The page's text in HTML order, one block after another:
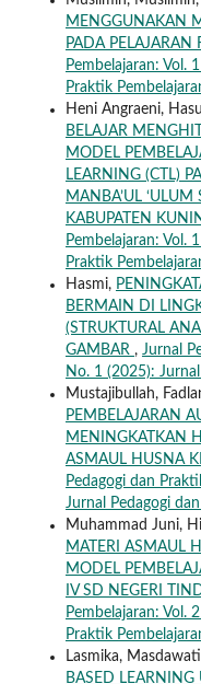
MENGGUNAKAN
PADA PELAJARAN
Pembelajaran: Vol.
Praktik
Heni Angraeni,
BELAJAR
MODEL
LEARNING (CTL)
MANBA’UL
KABUPATEN
Pembelajaran: Vol.
Praktik
Hasmi,
BERMAIN DI
(STRUKTURAL
GAMBAR , Jurnal
No. 1 (2025):
Mustajibullah,
PEMBELAJARAN
MENINGKATKAN
ASMAUL HUSNA
Pedagogi dan
Jurnal Pedagogi
Muhammad Juni,
MATERI ASMAUL
MODEL
IV SD NEGERI
Pembelajaran: Vol.
Praktik
Lasmika,
BASED